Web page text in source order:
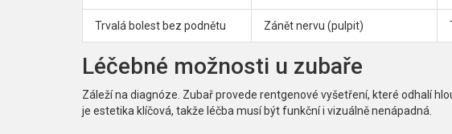
Trvalá bolest bez podnětu Zánět nervu (pulpit)
Léčebné možnosti u zubaře
Záleží na diagnóze. Zubař provede rentgenové vyšetření, které odhalí
je estetika klíčová, takže léčba musí být funkční i vizuálně nenápadná.